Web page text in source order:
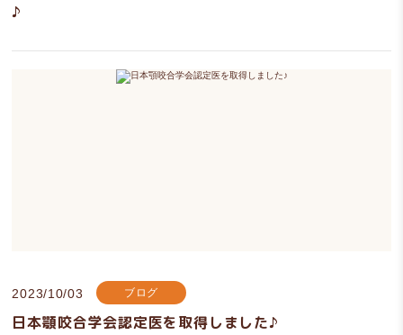
♪
2023/10/03 ブログ
日本顎咬合学会認定医を取得しました♪